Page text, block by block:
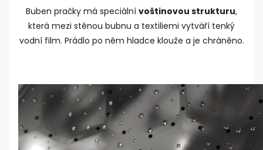
Buben pračky má speciální voštinovou strukturu,
která mezi stěnou bubnu a textiliemi vytváří tenký
vodní film. Prádlo po něm hladce klouže a je chráněno.